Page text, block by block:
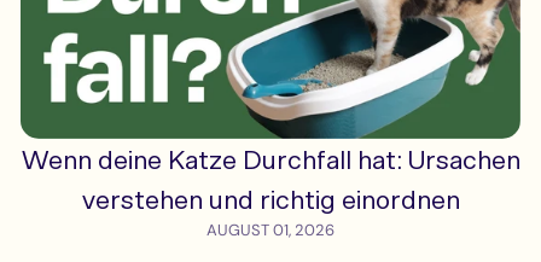
Wenn deine Katze Durchfall hat: Ursachen
verstehen und richtig einordnen
AUGUST 01, 2026